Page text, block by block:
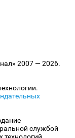
2007 — 2026.
службой
технологий